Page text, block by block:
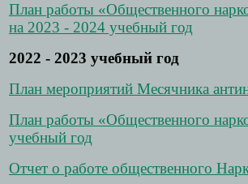
План работы «Общественного
на 2023 - 2024 учебный год
2022 - 2023 учебный год
План мероприятий Месячника
План работы «Общественного
учебный год
Отчет о работе общественного